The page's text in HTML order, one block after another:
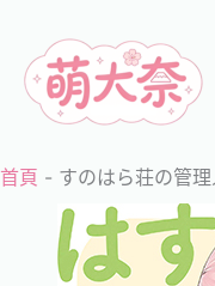
容
首頁 - すのはら荘の管